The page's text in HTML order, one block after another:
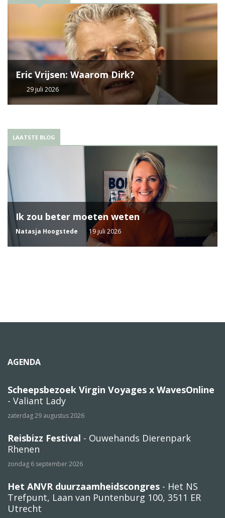
Eric Vrijsen: Waarom Dirk?
29 juli 2026
LAATSTE BLOG
Ik zou beter moeten weten
Natasja Hoogstede 19 juli 2026
AGENDA
Scheepsbezoek Virgin Voyages x WavesOnline
- Valiant Lady
zaterdag 29 augustus 2026
Reisbizz Festival - Ouwehands Dierenpark
Rhenen
zondag 6 september 2026
Het ANVR duurzaamheidscongres - Het NS
Trefpunt, Laan van Puntenburg 100, 3511 ER
Utrecht